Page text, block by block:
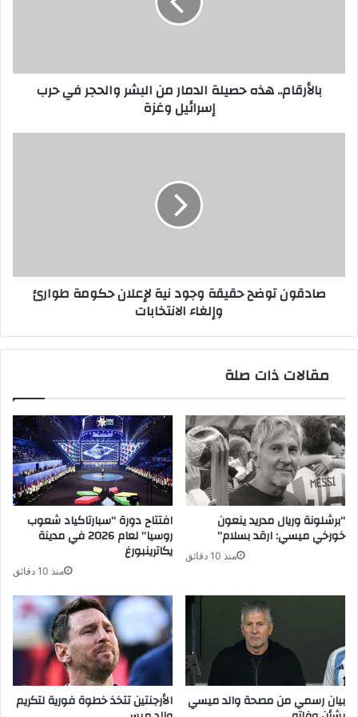
حرب
إسرائيلبالأرقام.. هذه حصيلة الدمار من البشر والحجر في حرب
إسرائيل وغزة
وإلغاء
الانتخابات
صادقون توضح حقيقة وجود نية لإعلان حكومة طوارئ
وإلغاء الانتخابات
مقالات ذات صلة
افتتاح دورة “سبارتاكياد شعوب
روسيا” لعام 2026 في مدينة
يكاترينبورغ
منذ 10 دقائق
“برشلونة وريال مدريد ينعون
خورخي ميسي: ارقد بسلام”
منذ 10 دقائق
الأرجنتين تتخذ خطوة فورية لتكريم بيان رسمي من مصحة والد ميسي